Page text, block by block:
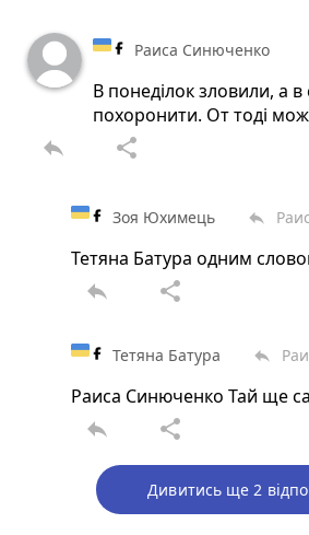
Раиса Синюченко
В понеділок зловили, а в
похоронити. От тоді
reply share
Зоя Юхимець reply
Тетяна Батура одним
reply share
Тетяна Батура reply
Раиса Синюченко Тай ще
reply share
Дивитись ще 2